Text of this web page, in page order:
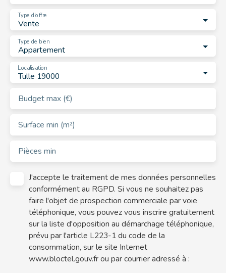
Vente
Type d'offre
Appartement
Type de bien
Tulle 19000
Localisation
Budget max (€)
Surface min (m²)
Pièces min
J'accepte le traitement de mes données personnelles
conformément au RGPD. Si vous ne souhaitez pas
faire l'objet de prospection commerciale par voie
téléphonique, vous pouvez vous inscrire gratuitement
sur la liste d'opposition au démarchage téléphonique,
prévu par l'article L223-1 du code de la
consommation, sur le site Internet
www.bloctel.gouv.fr ou par courrier adressé à :